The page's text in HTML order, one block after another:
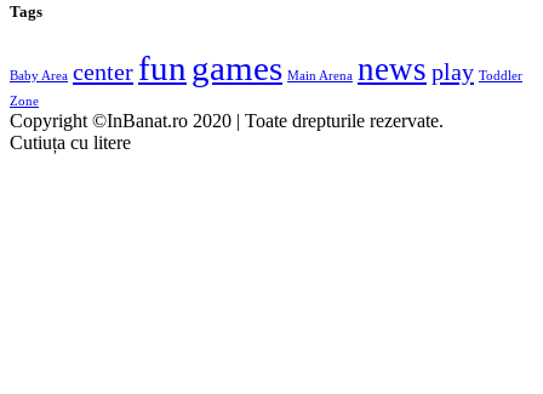
Tags
Baby Area center fun games Main Arena news play Toddler
Zone
Copyright ©InBanat.ro 2020 | Toate drepturile rezervate.
Cutiuța cu litere